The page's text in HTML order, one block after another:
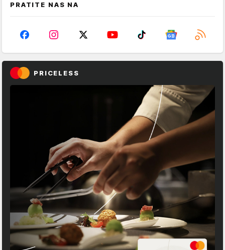
PRATITE NAS NA
PRICELESS